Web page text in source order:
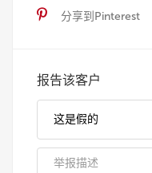
分享到Pinterest
报告该客户